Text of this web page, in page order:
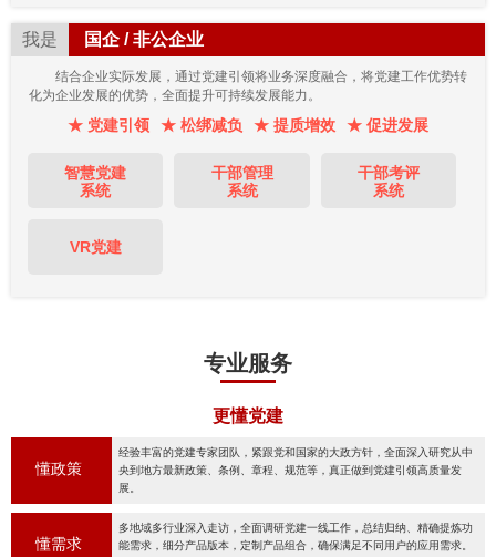
我是 国企 / 非公企业
结合企业实际发展，通过党建引领将业务深度融合，将党建工作优势转
化为企业发展的优势，全面提升可持续发展能力。
★ 党建引领 ★ 松绑减负 ★ 提质增效 ★ 促进发展
智慧党建
系统
干部管理
系统
干部考评
系统
VR党建
专业服务
更懂党建
懂政策
经验丰富的党建专家团队，紧跟党和国家的大政方针，全面深入研究从中
央到地方最新政策、条例、章程、规范等，真正做到党建引领高质量发
展。
懂需求
多地域多行业深入走访，全面调研党建一线工作，总结归纳、精确提炼功
能需求，细分产品版本，定制产品组合，确保满足不同用户的应用需求。